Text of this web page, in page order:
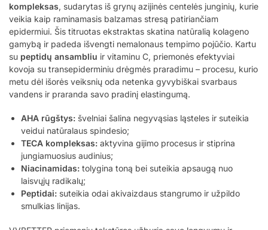
kompleksas, sudarytas iš grynų azijinės centelės junginių, kurie
veikia kaip raminamasis balzamas stresą patiriančiam
epidermiui. Šis titruotas ekstraktas skatina natūralią kolageno
gamybą ir padeda išvengti nemalonaus tempimo pojūčio. Kartu
su peptidų ansambliu ir vitaminu C, priemonės efektyviai
kovoja su transepiderminiu drėgmės praradimu – procesu, kurio
metu dėl išorės veiksnių oda netenka gyvybiškai svarbaus
vandens ir praranda savo pradinį elastingumą.
AHA rūgštys: švelniai šalina negyvąsias ląsteles ir suteikia
veidui natūralaus spindesio;
TECA kompleksas: aktyvina gijimo procesus ir stiprina
jungiamuosius audinius;
Niacinamidas: tolygina toną bei suteikia apsaugą nuo
laisvųjų radikalų;
Peptidai: suteikia odai akivaizdaus stangrumo ir užpildo
smulkias linijas.